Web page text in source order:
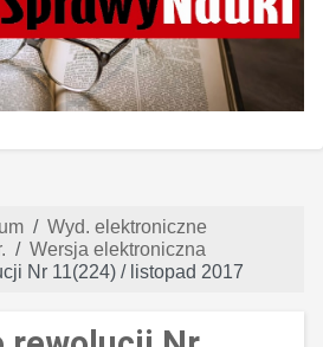
Wyd. elektroniczne
Wersja elektroniczna
Nr 11(224) / listopad 2017